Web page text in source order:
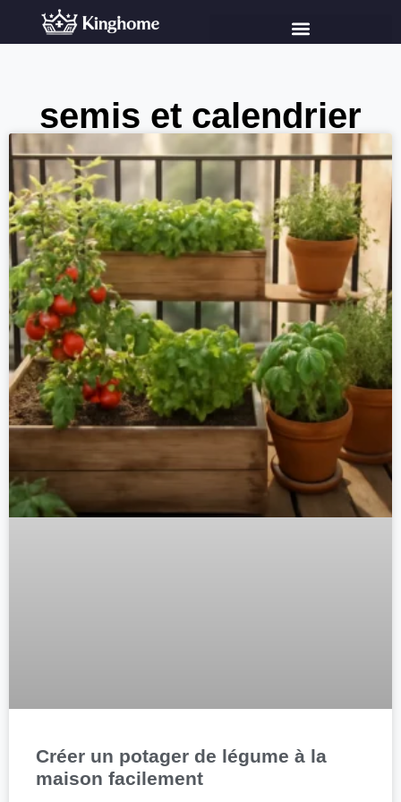
semis et calendrier
Créer un potager de légume à la
maison facilement